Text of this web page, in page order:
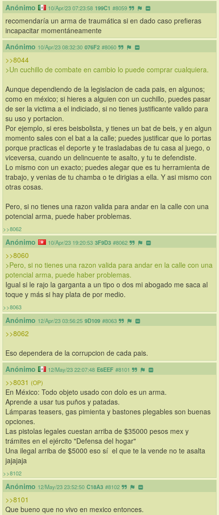
Anónimo 10/Apr/23 07:23:58 199C1 #8059
recomendaría un arma de traumática si en dado caso prefieras
incapacitar momentáneamente
Anónimo 10/Apr/23 08:32:30 076F2 #8060
>>8044
>Un cuchillo de combate en cambio lo puede comprar cualquiera.
Aunque dependiendo de la legislacion de cada pais, en algunos;
como en méxico; si hieres a alguien con un cuchillo, puedes pasar
de ser la victima a el indiciado, si no tienes justificante valido para
su uso y portacion.
Por ejemplo, si eres beisbolista, y tienes un bat de beis, y en algun
momento sales con el bat a la calle; puedes justificar que lo portas
porque practicas el deporte y te trasladabas de tu casa al juego, o
viceversa, cuando un delincuente te asalto, y tu te defendiste.
Lo mismo con un exacto; puedes alegar que es tu herramienta de
trabajo, y venias de tu chamba o te dirigias a ella. Y asi mismo con
otras cosas.
Pero, si no tienes una razon valida para andar en la calle con una
potencial arma, puede haber problemas.
>>8062
Anónimo 10/Apr/23 19:20:53 3F9D3 #8062
>>8060
>Pero, si no tienes una razon valida para andar en la calle con una
potencial arma, puede haber problemas.
Igual si le rajo la garganta a un tipo o dos mi abogado me saca al
toque y más si hay plata de por medio.
>>8063
Anónimo 12/Apr/23 03:56:25 9D109 #8063
>>8062
Eso dependera de la corrupcion de cada pais.
Anónimo
12/May/23 22:07:48 E6EEF #8101
>>8031 (OP)
En México: Todo objeto usado con dolo es un arma.
Aprende a usar tus puños y patadas.
Lámparas teasers, gas pimienta y bastones plegables son buenas
opciones.
Las pistolas legales cuestan arriba de $35000 pesos mex y
trámites en el ejército "Defensa del hogar"
Una ilegal arriba de $5000 eso sí  el que te la vende no te asalta
jajajaja
>>8102
Anónimo 12/May/23 23:52:50 C18A3 #8102
>>8101
Que bueno que no vivo en mexico entonces.